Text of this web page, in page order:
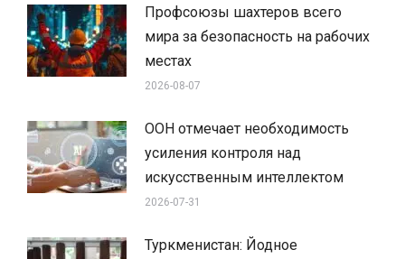
Профсоюзы шахтеров всего
мира за безопасность на рабочих
местах
2026-08-07
ООН отмечает необходимость
усиления контроля над
искусственным интеллектом
2026-07-31
Туркменистан: Йодное